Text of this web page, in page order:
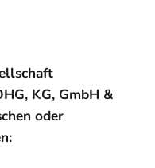
KG, GmbH &
oder